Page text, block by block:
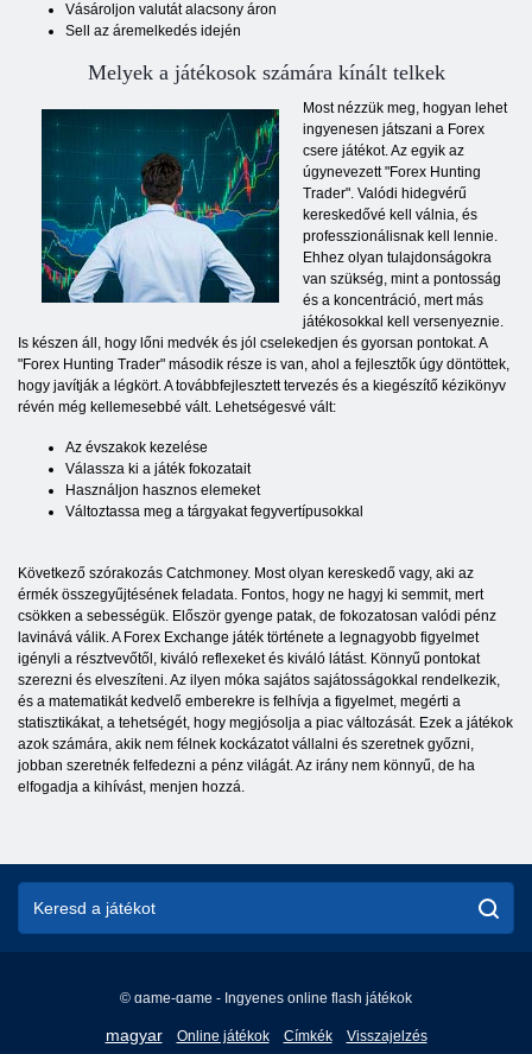
Vásároljon valutát alacsony áron
Sell az áremelkedés idején
Melyek a játékosok számára kínált telkek
Most nézzük meg, hogyan lehet
ingyenesen játszani a Forex
csere játékot. Az egyik az
úgynevezett "Forex Hunting
Trader". Valódi hidegvérű
kereskedővé kell válnia, és
professzionálisnak kell lennie.
Ehhez olyan tulajdonságokra
van szükség, mint a pontosság
és a koncentráció, mert más
játékosokkal kell versenyeznie.
Is készen áll, hogy lőni medvék és jól cselekedjen és gyorsan pontokat. A
"Forex Hunting Trader" második része is van, ahol a fejlesztők úgy döntöttek,
hogy javítják a légkört. A továbbfejlesztett tervezés és a kiegészítő kézikönyv
révén még kellemesebbé vált. Lehetségesvé vált:
Az évszakok kezelése
Válassza ki a játék fokozatait
Használjon hasznos elemeket
Változtassa meg a tárgyakat fegyvertípusokkal
Következő szórakozás Catchmoney. Most olyan kereskedő vagy, aki az
érmék összegyűjtésének feladata. Fontos, hogy ne hagyj ki semmit, mert
csökken a sebességük. Először gyenge patak, de fokozatosan valódi pénz
lavinává válik. A Forex Exchange játék története a legnagyobb figyelmet
igényli a résztvevőtől, kiváló reflexeket és kiváló látást. Könnyű pontokat
szerezni és elveszíteni. Az ilyen móka sajátos sajátosságokkal rendelkezik,
és a matematikát kedvelő emberekre is felhívja a figyelmet, megérti a
statisztikákat, a tehetségét, hogy megjósolja a piac változását. Ezek a játékok
azok számára, akik nem félnek kockázatot vállalni és szeretnek győzni,
jobban szeretnék felfedezni a pénz világát. Az irány nem könnyű, de ha
elfogadja a kihívást, menjen hozzá.
© game-game - Ingyenes online flash játékok
magyar Online játékok Címkék Visszajelzés